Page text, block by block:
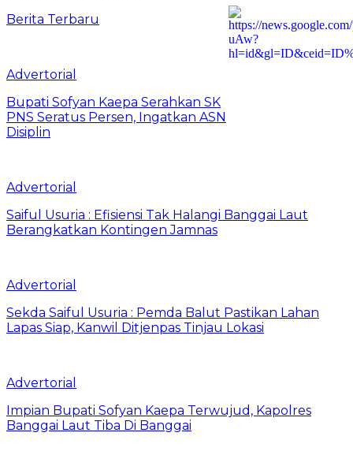
Berita Terbaru
Advertorial
Bupati Sofyan Kaepa Serahkan SK
PNS Seratus Persen, Ingatkan ASN
Disiplin
Advertorial
Saiful Usuria : Efisiensi Tak Halangi Banggai Laut
Berangkatkan Kontingen Jamnas
Advertorial
Sekda Saiful Usuria : Pemda Balut Pastikan Lahan
Lapas Siap, Kanwil Ditjenpas Tinjau Lokasi
Advertorial
Impian Bupati Sofyan Kaepa Terwujud, Kapolres
Banggai Laut Tiba Di Banggai